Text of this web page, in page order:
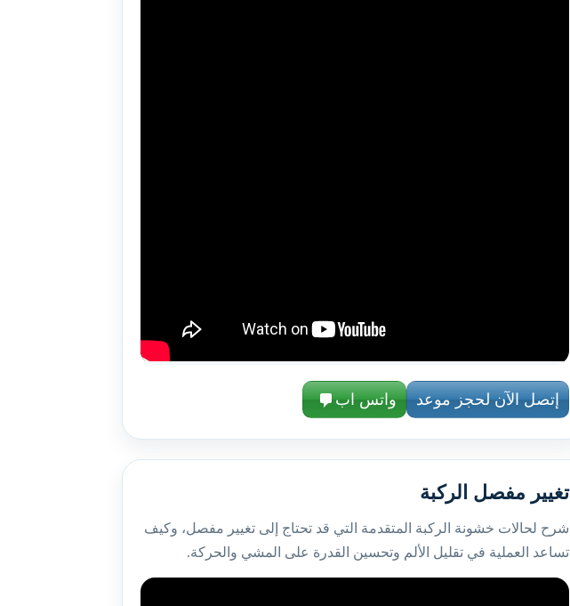
إتصل الآن لحجز موعد واتس اب
تغيير مفصل الركبة
شرح لحالات خشونة الركبة المتقدمة التي قد تحتاج إلى تغيير مفصل، وكيف
تساعد العملية في تقليل الألم وتحسين القدرة على المشي والحركة.